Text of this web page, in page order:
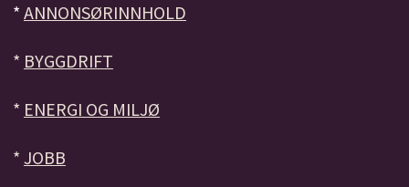
* ANNONSØRINNHOLD
* BYGGDRIFT
* ENERGI OG MILJØ
* JOBB